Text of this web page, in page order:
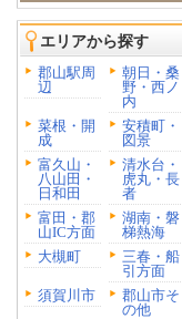
エリアから探す
郡山駅周
辺
朝日・桑
野・西ノ
内
菜根・開
成
安積町・
図景
富久山・
八山田・
日和田
清水台・
虎丸・長
者
富田・郡
山IC方面
湖南・磐
梯熱海
大槻町
三春・船
引方面
須賀川市
郡山市そ
の他